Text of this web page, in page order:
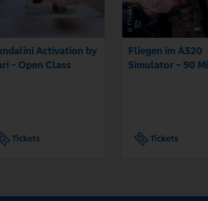
Activation by
- Open Class
Tickets
Fliegen im A320
Simulator - 90
Tickets